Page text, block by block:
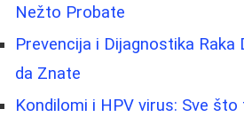
Nežto Probate
Prevencija i Dijagnostika Raka
da Znate
Kondilomi i HPV virus: Sve